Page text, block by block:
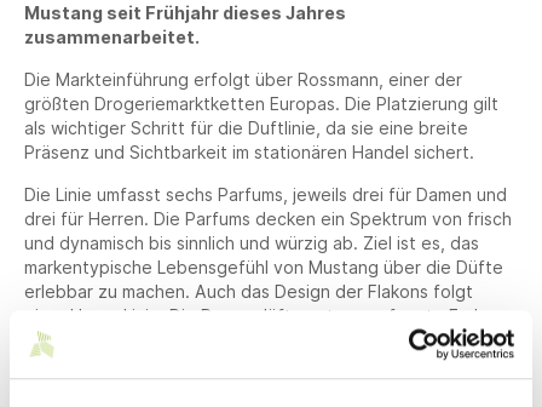
Mustang seit Frühjahr dieses Jahres
zusammenarbeitet.
Die Markteinführung erfolgt über Rossmann, einer der
größten Drogeriemarktketten Europas. Die Platzierung gilt
als wichtiger Schritt für die Duftlinie, da sie eine breite
Präsenz und Sichtbarkeit im stationären Handel sichert.
Die Linie umfasst sechs Parfums, jeweils drei für Damen und
drei für Herren. Die Parfums decken ein Spektrum von frisch
und dynamisch bis sinnlich und würzig ab. Ziel ist es, das
markentypische Lebensgefühl von Mustang über die Düfte
erlebbar zu machen. Auch das Design der Flakons folgt
einer klaren Linie: Die Damendüfte setzen auf zarte Farben,
feine Rillen und ein dunkelblaues Band mit Herz-Detail. Die
Herrendüfte erscheinen in kräftigen Farbverläufen mit